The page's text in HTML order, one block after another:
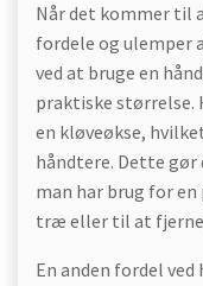
Når det kommer til
fordele og ulemper
ved at bruge en
praktiske størrelse.
en kløveøkse,
håndtere. Dette gør
man har brug for
træ eller til at fjerne
En anden fordel ved